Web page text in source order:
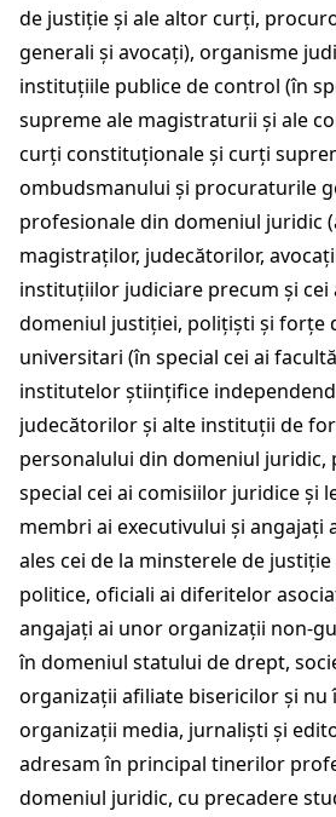
de justiție și ale altor curți,
generali și avocați), organisme
instituțiile publice de control (în
supreme ale magistraturii și ale
curți constituționale și curți
ombudsmanului și procuraturile
profesionale din domeniul juridic
magistraților, judecătorilor,
instituțiilor judiciare precum și
domeniul justiției, polițiști și forțe
universitari (în special cei ai
institutelor științifice
judecătorilor și alte instituții de
personalului din domeniul juridic,
special cei ai comisiilor juridice și
membri ai executivului și angajați
ales cei de la minsterele de
politice, oficiali ai diferitelor
angajați ai unor organizații non-
în domeniul statului de drept,
organizații afiliate bisericilor și nu
organizații media, jurnaliști și
adresam în principal tinerilor
domeniul juridic, cu precadere